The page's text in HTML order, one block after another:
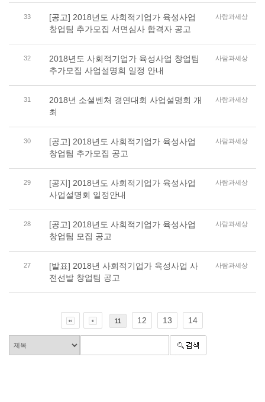
33
[공고] 2018년도 사회적기업가 육성사업
창업팀 추가모집 서면심사 합격자 공고
사람과세상
32
2018년도 사회적기업가 육성사업 창업팀
추가모집 사업설명회 일정 안내
사람과세상
31
2018년 소셜벤처 경연대회 사업설명회 개
최
사람과세상
30
[공고] 2018년도 사회적기업가 육성사업
창업팀 추가모집 공고
사람과세상
29
[공지] 2018년도 사회적기업가 육성사업
사업설명회 일정안내
사람과세상
28
[공고] 2018년도 사회적기업가 육성사업
창업팀 모집 공고
사람과세상
27
[발표] 2018년 사회적기업가 육성사업 사
전선발 창업팀 공고
사람과세상
11 12 13 14